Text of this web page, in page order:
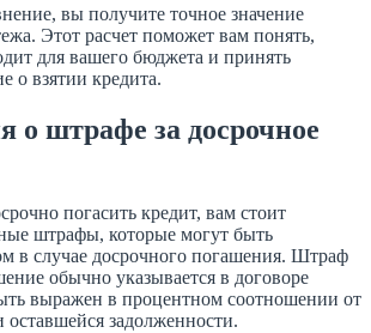
вы получите точное значение
Этот расчет поможет вам понять,
для вашего бюджета и принять
о взятии кредита.
о штрафе за досрочное
погасить кредит, вам стоит
штрафы, которые могут быть
в случае досрочного погашения. Штраф
обычно указывается в договоре
выражен в процентном соотношении от
задолженности.